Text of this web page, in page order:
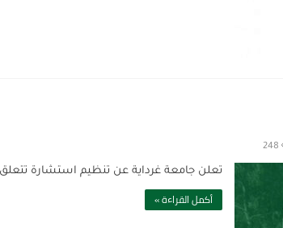
248
تعلن جامعة غرداية عن تنظيم استشارة تتعلق ب
أكمل القراءة »